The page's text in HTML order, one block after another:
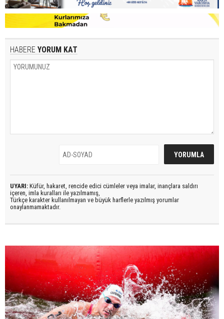
HABERE YORUM KAT
UYARI: Küfür, hakaret, rencide edici cümleler veya imalar, inançlara saldırı
içeren, imla kuralları ile yazılmamış,
Türkçe karakter kullanılmayan ve büyük harflerle yazılmış yorumlar
onaylanmamaktadır.